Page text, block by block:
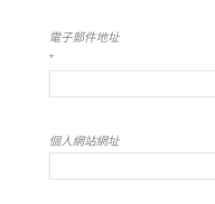
電子郵件地址
*
個人網站網址